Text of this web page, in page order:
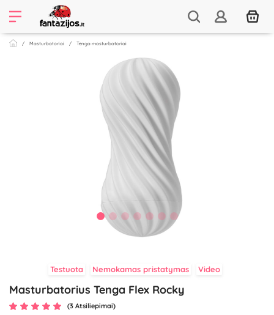
Masturbatoriai Tenga masturbatoriai
Testuota Nemokamas pristatymas Video
Masturbatorius Tenga Flex Rocky
(3 Atsiliepimai)